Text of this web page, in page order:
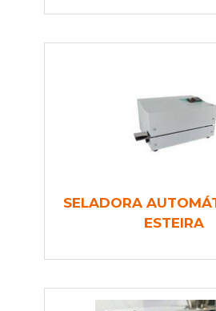
SELADORA
ESTEIRA